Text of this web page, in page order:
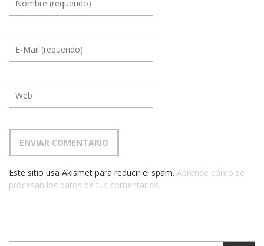
Este sitio usa Akismet para reducir el spam. Aprende cómo se
procesan los datos de tus comentarios.